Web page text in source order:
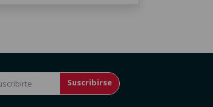
Suscribirse